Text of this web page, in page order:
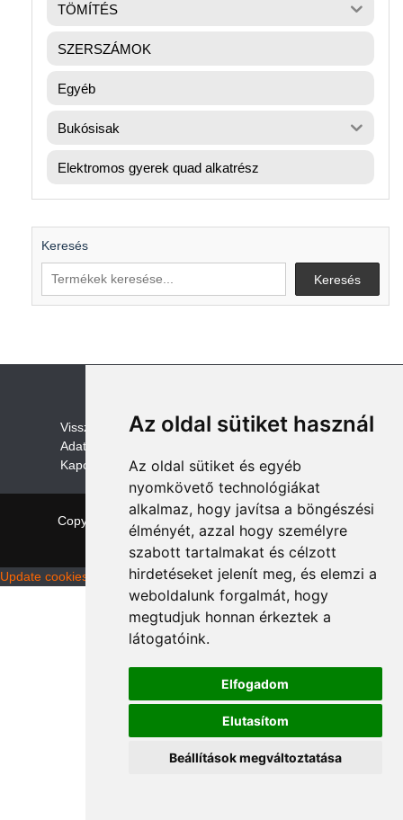
Az oldal sütiket használ
Az oldal sütiket és egyéb
nyomkövető technológiákat
alkalmaz, hogy javítsa a böngészési
élményét, azzal hogy személyre
szabott tartalmakat és célzott
hirdetéseket jelenít meg, és elemzi a
weboldalunk forgalmát, hogy
megtudjuk honnan érkeztek a
látogatóink.
Elfogadom
Elutasítom
Beállítások megváltoztatása
TÖMÍTÉS
SZERSZÁMOK
Egyéb
Bukósisak
Elektromos gyerek quad alkatrész
Keresés
Keresés
Visszaküldési és visszatérítési szabályza
Adatvédelem /GDPR
Kapcsolat
Copyright © 2026 quadalkatreszek.com
Theme:
NewStore by ThemeFarmer
Update cookies preferences